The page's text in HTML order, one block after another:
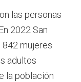
las personas
En 2022 San
842 mujeres
adultos
la población